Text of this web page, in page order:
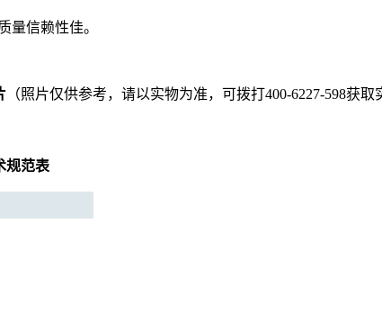
量信赖性佳。
（照片仅供参考，请以实物为准，可拨打400-6227-598获取
规范表